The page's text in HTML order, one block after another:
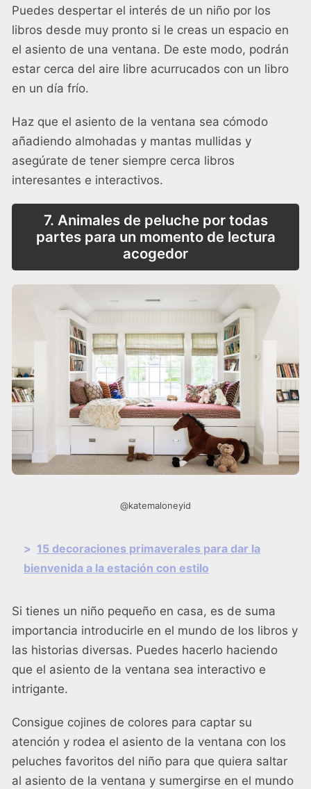
Puedes despertar el interés de un niño por los
libros desde muy pronto si le creas un espacio en
el asiento de una ventana. De este modo, podrán
estar cerca del aire libre acurrucados con un libro
en un día frío.
Haz que el asiento de la ventana sea cómodo
añadiendo almohadas y mantas mullidas y
asegúrate de tener siempre cerca libros
interesantes e interactivos.
7. Animales de peluche por todas
partes para un momento de lectura
acogedor
@katemaloneyid
> 15 decoraciones primaverales para dar la
bienvenida a la estación con estilo
Si tienes un niño pequeño en casa, es de suma
importancia introducirle en el mundo de los libros y
las historias diversas. Puedes hacerlo haciendo
que el asiento de la ventana sea interactivo e
intrigante.
Consigue cojines de colores para captar su
atención y rodea el asiento de la ventana con los
peluches favoritos del niño para que quiera saltar
al asiento de la ventana y sumergirse en el mundo